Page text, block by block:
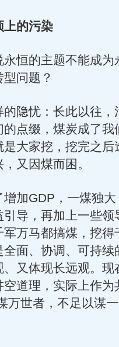
的污染
恒的主题不能成为
问题？
隐忧：长此以往，
点缀，煤炭成了我
大家挖，挖完之后
又因煤而困。
加GDP，一煤独大
导，再加上一些领
万马都搞煤，挖得
面、协调、可持续
又体现长远观。现
道理，实际上作为
万世者，不足以谋